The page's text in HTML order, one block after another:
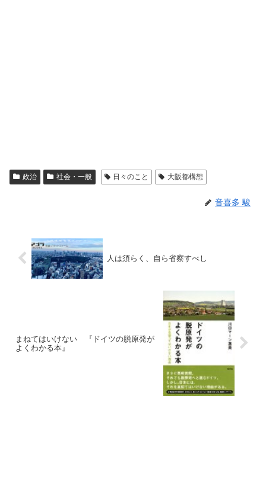
政治 社会・一般 日々のこと 大阪都構想
音喜多 駿
人は須らく、自ら省察すべし
まねてはいけない 『ドイツの脱原発が
よくわかる本』